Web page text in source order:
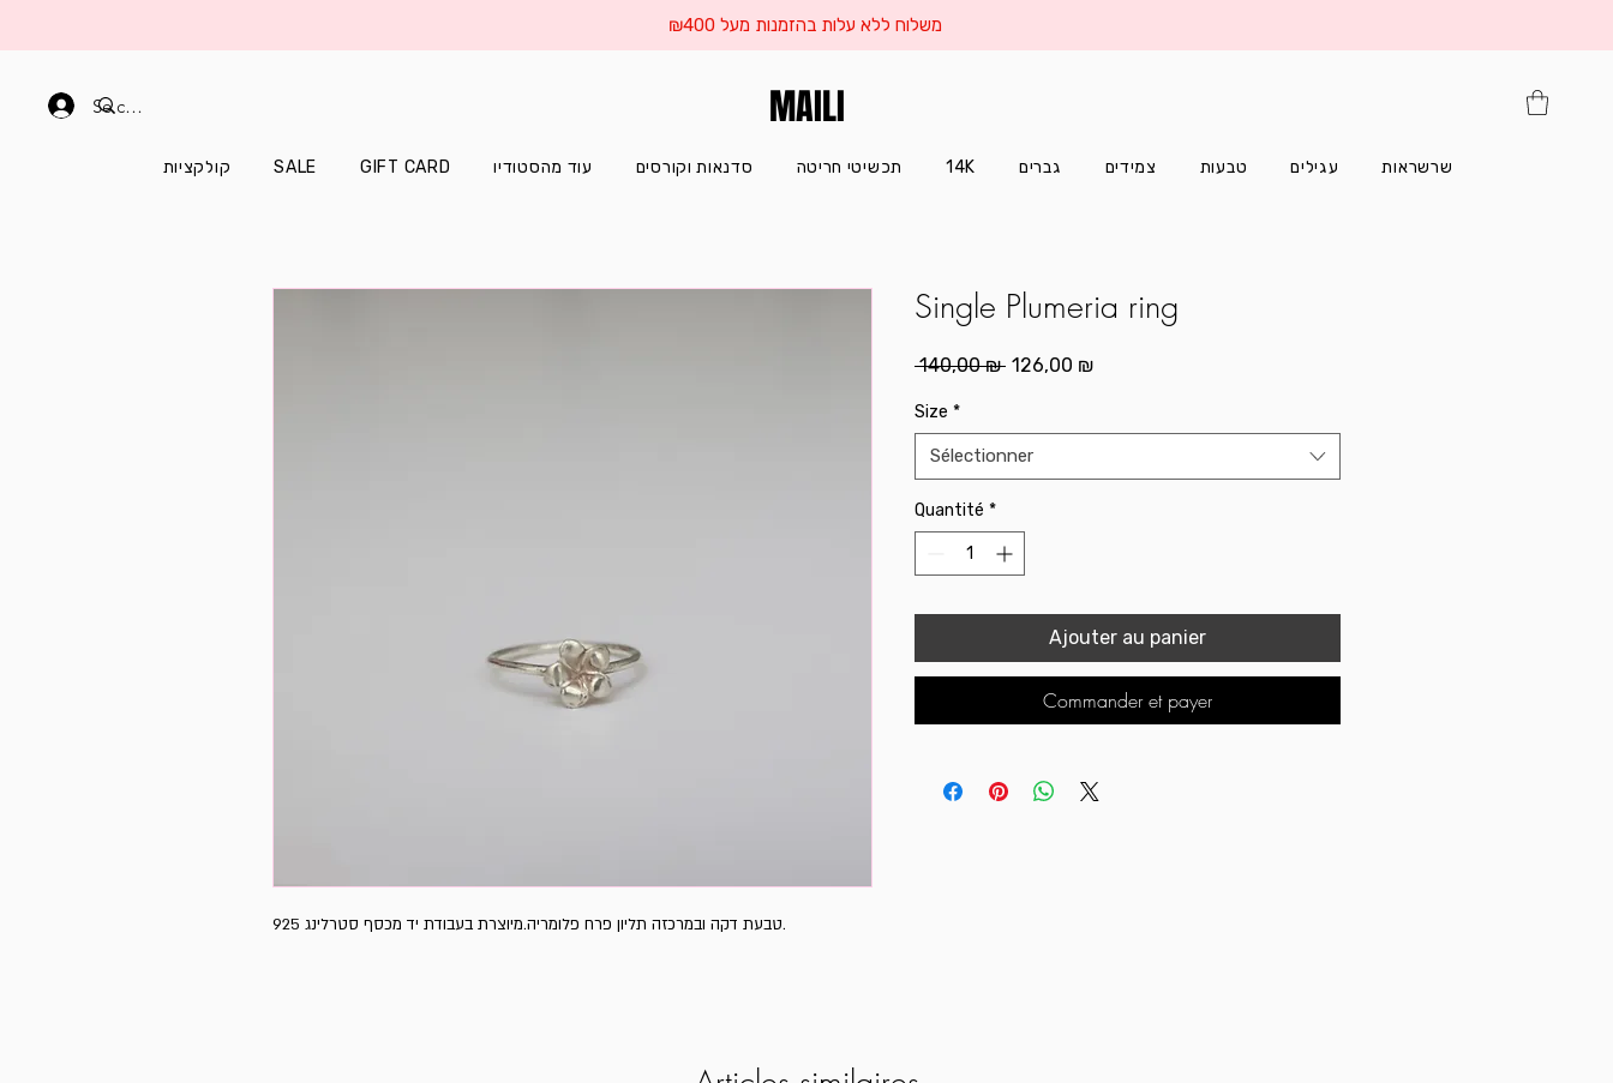
משלוח ללא עלות בהזמנות מעל ₪400
Se connecter MAILI
קולקציות SALE GIFT CARD עוד מהסטודיו סדנאות וקורסים תכשיטי חריטה 14K גברים צמידים טבעות עגילים שרשראות
טבעת דקה ובמרכזה תליון פרח פלומריה.מיוצרת בעבודת יד מכסף סטרלינג 925.
Single Plumeria ring
140,00 ₪ Prix
126,00 ₪Prix
Size *
Sélectionner
Quantité *
Ajouter au panier
Commander et payer